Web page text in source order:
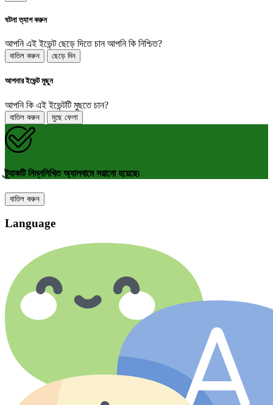
ঘটনা ত্যাগ করুন
আপনি এই ইভেন্ট ছেড়ে দিতে চান আপনি কি নিশ্চিত?
বাতিল করুন ছেড়ে দিন
আপনার ইভেন্ট মুছুন
আপনি কি এই ইভেন্টটি মুছতে চান?
বাতিল করুন মুছে ফেলা
ট্র্যাকটি নিম্নলিখিত অ্যালবামে সরানো হয়েছে৷
বাতিল করুন
Language